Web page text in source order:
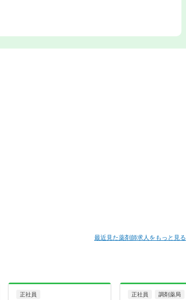
最近見た薬剤師求人をもっと見る
正社員 正社員 調剤薬局